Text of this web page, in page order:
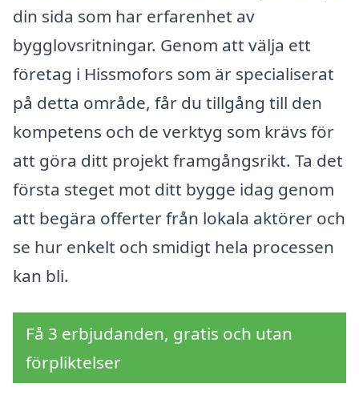
din sida som har erfarenhet av
bygglovsritningar. Genom att välja ett
företag i Hissmofors som är specialiserat
på detta område, får du tillgång till den
kompetens och de verktyg som krävs för
att göra ditt projekt framgångsrikt. Ta det
första steget mot ditt bygge idag genom
att begära offerter från lokala aktörer och
se hur enkelt och smidigt hela processen
kan bli.
Få 3 erbjudanden, gratis och utan
förpliktelser